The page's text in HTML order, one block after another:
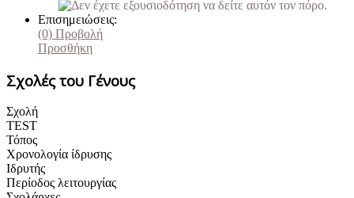
Επισημειώσεις:
(0) Προβολή
Προσθήκη
Σχολές του Γένους
Σχολή
TEST
Τόπος
Χρονολογία ίδρυσης
Ιδρυτής
Περίοδος λειτουργίας